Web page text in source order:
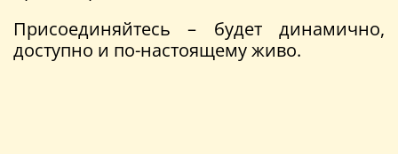
Присоединяйтесь – будет динамично,
доступно и по-настоящему живо.